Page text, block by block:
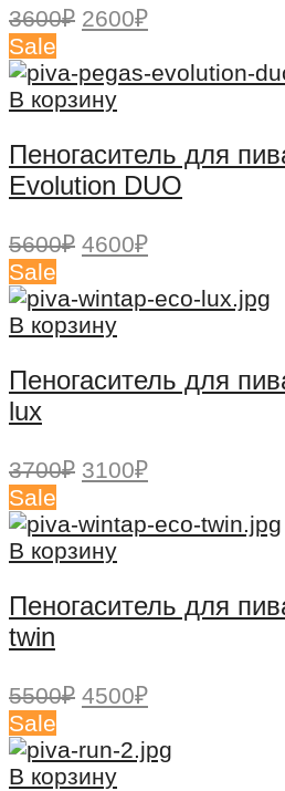
3600₽ Первоначальная
составляла
3600₽.
2600₽Текущая
2600₽.
Sale
В корзину
Пеногаситель для
Evolution DUO
5600₽ Первоначальная
составляла
5600₽.
4600₽Текущая
4600₽.
Sale
В корзину
Пеногаситель для
lux
3700₽ Первоначальная
составляла
3700₽.
3100₽Текущая
3100₽.
Sale
В корзину
Пеногаситель для
twin
5500₽ Первоначальная
составляла
5500₽.
4500₽Текущая
4500₽.
Sale
В корзину